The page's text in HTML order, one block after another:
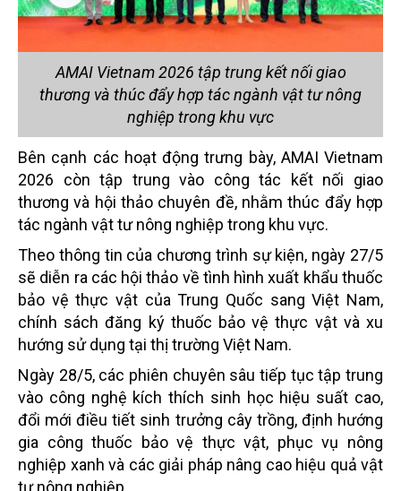
AMAI Vietnam 2026 tập trung kết nối giao
thương và thúc đẩy hợp tác ngành vật tư nông
nghiệp trong khu vực
Bên cạnh các hoạt động trưng bày, AMAI Vietnam
2026 còn tập trung vào công tác kết nối giao
thương và hội thảo chuyên đề, nhằm thúc đẩy hợp
tác ngành vật tư nông nghiệp trong khu vực.
Theo thông tin của chương trình sự kiện, ngày 27/5
sẽ diễn ra các hội thảo về tình hình xuất khẩu thuốc
bảo vệ thực vật của Trung Quốc sang Việt Nam,
chính sách đăng ký thuốc bảo vệ thực vật và xu
hướng sử dụng tại thị trường Việt Nam.
Ngày 28/5, các phiên chuyên sâu tiếp tục tập trung
vào công nghệ kích thích sinh học hiệu suất cao,
đổi mới điều tiết sinh trưởng cây trồng, định hướng
gia công thuốc bảo vệ thực vật, phục vụ nông
nghiệp xanh và các giải pháp nâng cao hiệu quả vật
tư nông nghiệp…